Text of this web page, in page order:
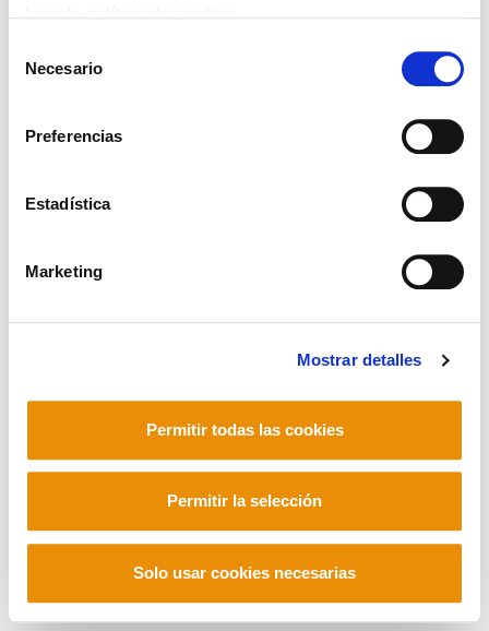
Necesario
Preferencias
Estadística
Marketing
Mostrar detalles
Permitir todas las cookies
Permitir la selección
Solo usar cookies necesarias
Telf. +34 94 403 77 99
Contacto